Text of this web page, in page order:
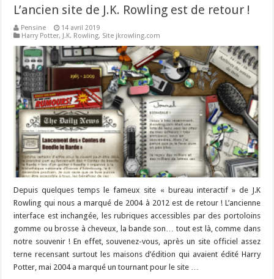
L’ancien site de J.K. Rowling est de retour !
Pensine
14 avril 2019
Harry Potter, J.K. Rowling, Site jkrowling.com
Depuis quelques temps le fameux site « bureau interactif » de J.K
Rowling qui nous a marqué de 2004 à 2012 est de retour ! L’ancienne
interface est inchangée, les rubriques accessibles par des portoloins
gomme ou brosse à cheveux, la bande son… tout est là, comme dans
notre souvenir ! En effet, souvenez-vous, après un site officiel assez
terne recensant surtout les maisons d’édition qui avaient édité Harry
Potter, mai 2004 a marqué un tournant pour le site …